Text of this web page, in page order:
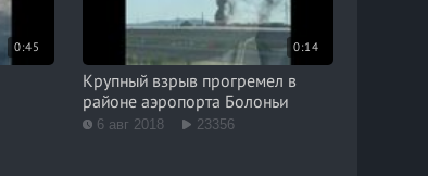
0:45 0:14
Крупный взрыв прогремел в
районе аэропорта Болоньи
6 авг 2018 23356